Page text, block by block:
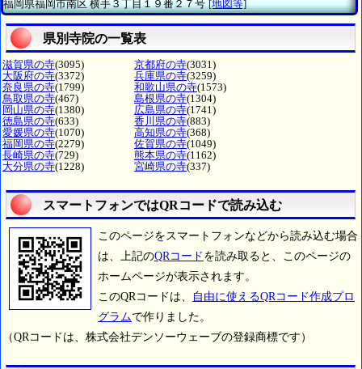
福岡県福岡市南区横手３丁目１９番２７号 [地図等]
県別寺院の一覧表
滋賀県の寺(3095) 京都府の寺(3031)
大阪府の寺(3372) 兵庫県の寺(3259)
奈良県の寺(1799) 和歌山県の寺(1573)
鳥取県の寺(467) 島根県の寺(1304)
岡山県の寺(1380) 広島県の寺(1741)
徳島県の寺(633) 香川県の寺(883)
愛媛県の寺(1070) 高知県の寺(368)
福岡県の寺(2279) 佐賀県の寺(1049)
長崎県の寺(729) 熊本県の寺(1162)
大分県の寺(1228) 宮崎県の寺(337)
スマートフォンではQRコードで読み込む
このページをスマートフォンなどから読み込む場合
は、上記のQRコード を読み取ると、このページの
ホームページが表示されます。
このQRコードは、
自由に使えるQRコード作成プロ
グラムで作りました。
（QRコードは、株式会社デンソーウェーブの登録商標です）